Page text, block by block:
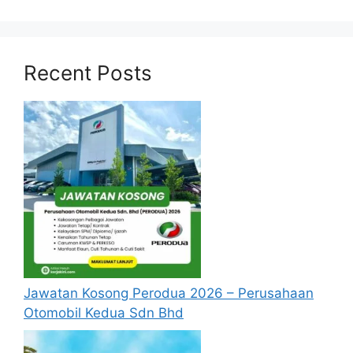
berusia tidak kurang daripada 18 tahun
Berkelayakan dan melepasi syarat-syarat
pelantikan yang telah ditetapkan bagi
setiap jawatan kosong yang hendak
dipohon, Sila baca pada lampiran yang
kami telah sediakan seperti berikut.
Cara Mohon Jawatan Kosong
TNB
Permohonan jawatan kosong Tenaga
Nasional Berhad diatas hendaklah
melalui portal rasmi TNB di
https://www.tnb.com.my/
Recent Posts
Jawatan Kosong Perodua 2026 – Perusahaan
Otomobil Kedua Sdn Bhd